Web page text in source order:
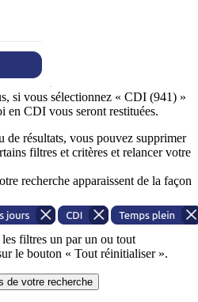
si vous sélectionnez « CDI (941) »
en CDI vous seront restituées.
de résultats, vous pouvez supprimer
filtres et critères et relancer votre
recherche apparaissent de la façon
filtres un par un ou tout
le bouton « Tout réinitialiser ».
de votre recherche